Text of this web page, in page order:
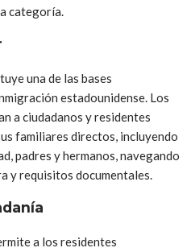
categoría.
una de las bases
estadounidense. Los
a ciudadanos y residentes
familiares directos, incluyendo
padres y hermanos, navegando
y requisitos documentales.
a los residentes